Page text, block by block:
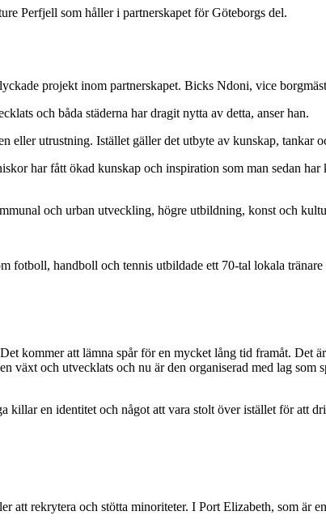
Perfjell som håller i partnerskapet för Göteborgs del.
projekt inom partnerskapet. Bicks Ndoni, vice
och båda städerna har dragit nytta av detta, anser han.
eller utrustning. Istället gäller det utbyte av kunskap, tankar
har fått ökad kunskap och inspiration som man sedan
och urban utveckling, högre utbildning, konst och
fotboll, handboll och tennis utbildade ett 70-tal lokala
kommer att lämna spår för en mycket lång tid framåt. Det
och utvecklats och nu är den organiserad med lag som
en identitet och något att vara stolt över istället för att
att rekrytera och stötta minoriteter. I Port Elizabeth, som är